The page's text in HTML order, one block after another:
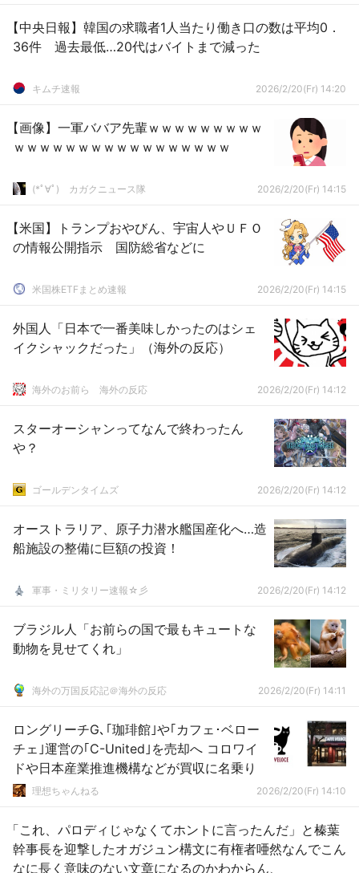
【中央日報】韓国の求職者1人当たり働き口の数は平均0．
36件 過去最低…20代はバイトまで減った
キムチ速報 2026/2/20(Fr) 14:20
【画像】一軍ババア先輩ｗｗｗｗｗｗｗｗｗ
ｗｗｗｗｗｗｗｗｗｗｗｗｗｗｗｗｗ
(*ﾟ∀ﾟ)ゞカガクニュース隊 2026/2/20(Fr) 14:15
【米国】トランプおやびん、宇宙人やＵＦＯ
の情報公開指示 国防総省などに
米国株ETFまとめ速報 2026/2/20(Fr) 14:15
外国人「日本で一番美味しかったのはシェ
イクシャックだった」（海外の反応）
海外のお前ら 海外の反応 2026/2/20(Fr) 14:12
スターオーシャンってなんで終わったん
や？
ゴールデンタイムズ 2026/2/20(Fr) 14:12
オーストラリア、原子力潜水艦国産化へ…造
船施設の整備に巨額の投資！
軍事・ミリタリー速報☆彡 2026/2/20(Fr) 14:12
ブラジル人「お前らの国で最もキュートな
動物を見せてくれ」
海外の万国反応記＠海外の反応 2026/2/20(Fr) 14:11
ロングリーチG､｢珈琲館｣や｢カフェ･ベロー
チェ｣運営の｢C-United｣を売却へ コロワイ
ドや日本産業推進機構などが買収に名乗り
理想ちゃんねる 2026/2/20(Fr) 14:10
「これ、パロディじゃなくてホントに言ったんだ」と榛葉
幹事長を迎撃したオガジュン構文に有権者唖然なんでこん
なに長く意味のない文章になるのかわからん、